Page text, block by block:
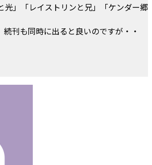
光」「レイストリンと兄」「ケンダー郷
続刊も同時に出ると良いのですが・・